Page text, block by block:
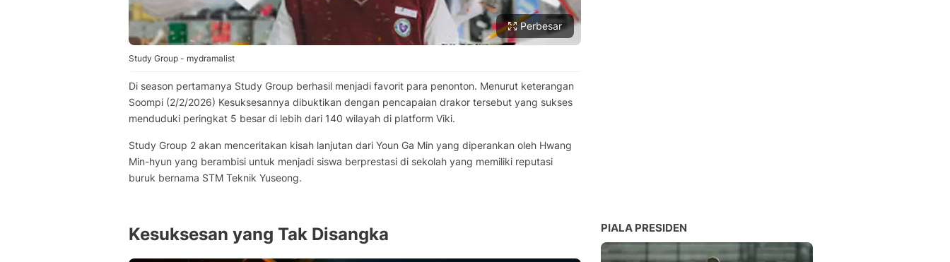
Perbesar
Study Group - mydramalist
Di season pertamanya Study Group berhasil menjadi favorit para penonton. Menurut keterangan
Soompi (2/2/2026) Kesuksesannya dibuktikan dengan pencapaian drakor tersebut yang sukses
menduduki peringkat 5 besar di lebih dari 140 wilayah di platform Viki.
Study Group 2 akan menceritakan kisah lanjutan dari Youn Ga Min yang diperankan oleh Hwang
Min-hyun yang berambisi untuk menjadi siswa berprestasi di sekolah yang memiliki reputasi
buruk bernama STM Teknik Yuseong.
Kesuksesan yang Tak Disangka PIALA PRESIDEN